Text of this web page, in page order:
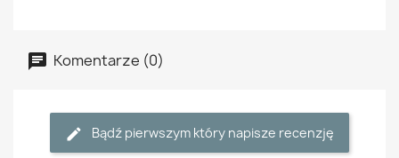
Komentarze (0)
Bądź pierwszym który napisze recenzję